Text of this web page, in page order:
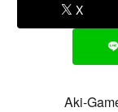
X
Aki-